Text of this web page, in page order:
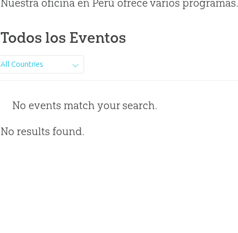
Nuestra oficina en Perú ofrece varios programas.
Todos los Eventos
All Countries
No events match your search.
No results found.